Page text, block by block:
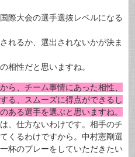
際大会の選手選抜レベルになる
れるか、選出されないかが決ま
相性だと思いますね。
ら、チーム事情にあった相性、
る、スムーズに得点ができるし
ある選手を選ぶと思いますね。
、仕方ないわけです。相手のチ
くるわけですから。中村憲剛選
杯のプレーをしていただきたい